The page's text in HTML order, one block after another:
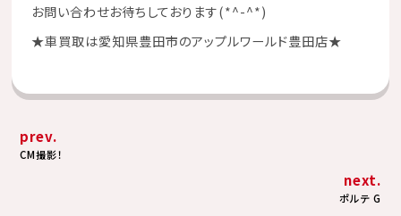
お問い合わせお待ちしております(*^-^*)
★車買取は愛知県豊田市のアップルワールド豊田店★
prev.
CM撮影！
next.
ポルテ G